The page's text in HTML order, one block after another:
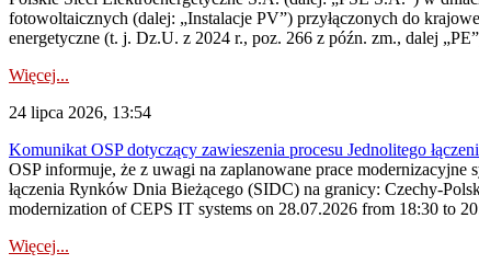
fotowoltaicznych (dalej: „Instalacje PV”) przyłączonych do
energetyczne (t. j. Dz.U. z 2024 r., poz. 266 z późn. zm., dalej
Więcej...
24 lipca 2026, 13:54
Komunikat OSP dotyczący zawieszenia procesu Jednolitego
OSP informuje, że z uwagi na zaplanowane prace
łączenia Rynków Dnia Bieżącego (SIDC) na granicy: Czechy-
modernization of CEPS IT systems on 28.07.2026 from 18:30 to
Więcej...